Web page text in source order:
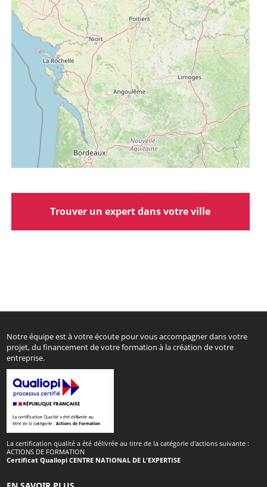
Trouver un expert dans votre ville
Notre équipe est à votre écoute pour vous accompagner dans votre
projet, du financement de votre formation à la création de votre
entreprise.
La certification qualité a été délivrée au titre de la catégorie d'actions suivante :
ACTIONS DE FORMATION
Certificat Qualiopi CENTRE NATIONAL DE L'EXPERTISE